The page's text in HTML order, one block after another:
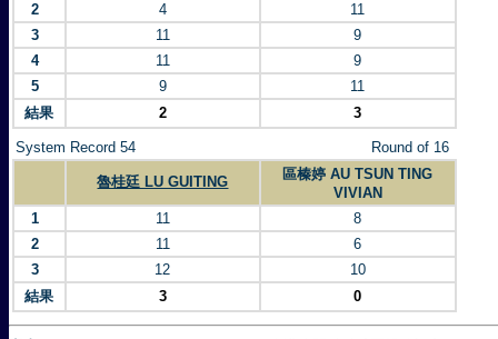
2
4
11
3
11
9
4
11
9
5
9
11
結果
2 3
System Record 54 Round of 16
魯桂廷 LU GUITING
區榛婷 AU TSUN TING
VIVIAN
1
11
8
2
11
6
3
12
10
結果
3 0